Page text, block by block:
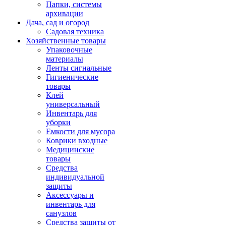
Папки, системы
архивации
Дача, сад и огород
Садовая техника
Хозяйственные товары
Упаковочные
материалы
Ленты сигнальные
Гигиенические
товары
Клей
универсальный
Инвентарь для
уборки
Емкости для мусора
Коврики входные
Медицинские
товары
Средства
индивидуальной
защиты
Аксессуары и
инвентарь для
санузлов
Средства защиты от